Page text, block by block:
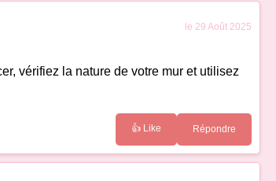
le 29 Août 2025
vérifiez la nature de votre mur et utilisez
👍 Like Répondre